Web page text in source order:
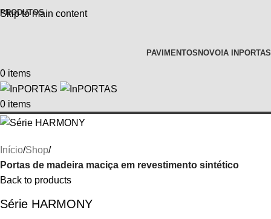
Skip to main content
PRODUTOS
PAVIMENTOS NOVO!A INPORTAS
0 items
0 items
Início Shop
Portas de madeira maciça em revestimento sintético
Back to products
Série HARMONY